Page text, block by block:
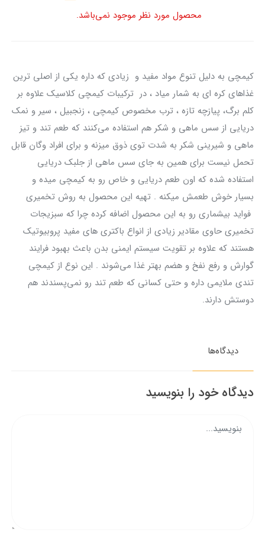
محصول مورد نظر موجود نمی‌باشد.
کیمچی به دلیل تنوع مواد مفید و زیادی که داره یکی از اصلی ترین
غذاهای کره ای به شمار میاد ، در ترکیبات کیمچی کلاسیک علاوه بر
کلم برگ، پیازچه تازه ، ترب مخصوص کیمچی ، زنجبیل ، سیر و نمک
دریایی از سس ماهی و شکر هم استفاده می‌کنند که طعم تند و تیز
ماهی و شیرینی شکر به شدت توی ذوق میزنه و برای افراد وگان قابل
تحمل نیست برای همین به جای سس ماهی از جلبک دریایی
استفاده شده که اون طعم دریایی و خاص رو به کیمچی میده و
بسیار خوش طعمش میکنه . تهیه این محصول به روش تخمیری
فواید بیشماری رو به این محصول اضافه کرده چرا که سبزیجات
تخمیری حاوی مقادیر زیادی از انواع باکتری های مفید پروبیوتیک
هستند که علاوه بر تقویت سیستم ایمنی بدن باعث بهبود فرایند
گوارش و رفع نفخ و هضم بهتر غذا می‌شوند . این نوع از کیمچی
تندی ملایمی داره و حتی کسانی که طعم تند رو نمی‌پسندند هم
دوستش دارند.
دیدگاه‌ها
دیدگاه خود را بنویسید